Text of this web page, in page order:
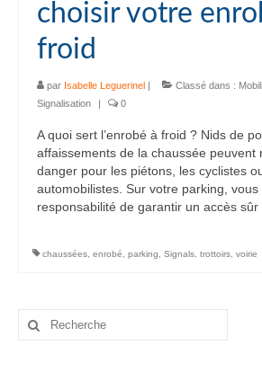
choisir votre
froid
par Isabelle Leguerinel | Classé dans :
Signalisation
| 0
A quoi sert l’enrobé à froid ? Nids de
affaissements de la chaussée peuvent
danger pour les piétons, les cyclistes
automobilistes. Sur votre parking, vous
responsabilité de garantir un accès
chaussées enrobé parking Signals trottoirs voirie
Rechercher